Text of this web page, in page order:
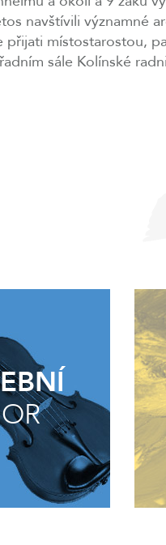
navštívili významné
přijati místostarostou,
sále Kolínské